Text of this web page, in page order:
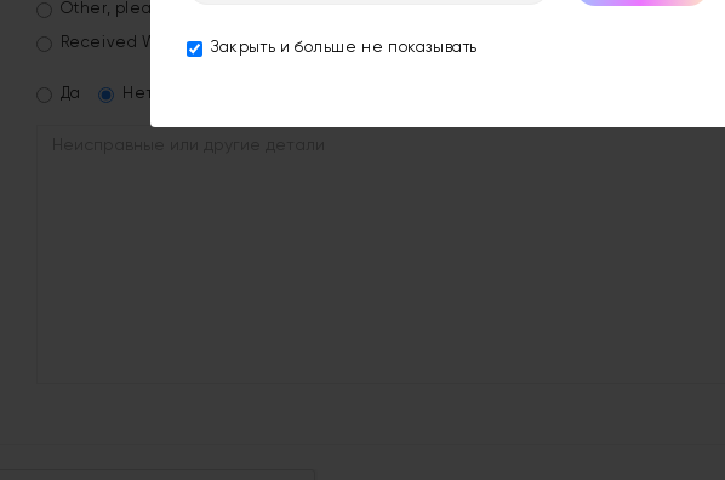
Закрыть и больше не показывать
Other, please supply details
Received Wrong Item
Да Нет